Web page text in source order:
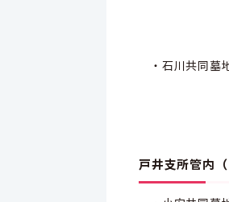
総面
区画
・石川共
総面
区
戸井支所管内（